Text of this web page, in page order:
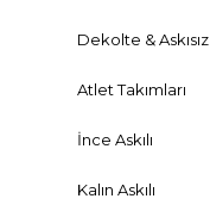
Dekolte & Askısız
Atlet Takımları
İnce Askılı
Kalın Askılı